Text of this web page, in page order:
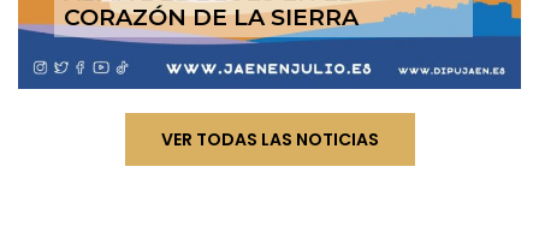
CORAZÓN DE LA SIERRA
VER TODAS LAS NOTICIAS